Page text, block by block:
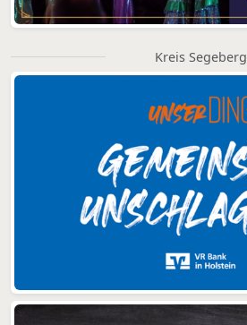
Kreis Segeberg